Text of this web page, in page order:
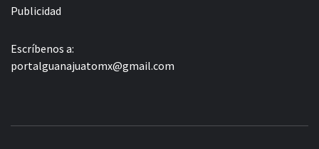
Publicidad
Escríbenos a:
portalguanajuatomx@gmail.com